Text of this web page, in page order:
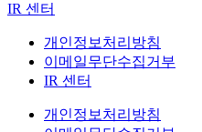
IR 센터
개인정보처리방침
이메일무단수집거부
IR 센터
개인정보처리방침